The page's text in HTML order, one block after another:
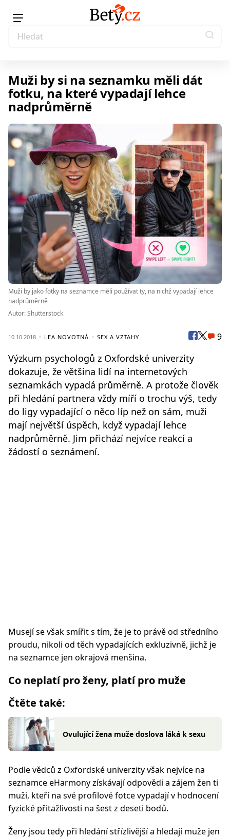
Muži by si na seznamku měli dát
fotku, na které vypadají lehce
nadprůměrně
Muži by jako fotky na seznamce měli používat ty, na nichž vypadají lehce
nadprůměrně
Autor: Shutterstock
10.10.2018 LEA NOVOTNÁ SEX A VZTAHY 9
Výzkum psychologů z Oxfordské univerzity
dokazuje, že většina lidí na internetových
seznamkách vypadá průměrně. A protože člověk
při hledání partnera vždy míří o trochu výš, tedy
do ligy vypadající o něco líp než on sám, muži
mají největší úspěch, když vypadají lehce
nadprůměrně. Jim přichází nejvíce reakcí a
žádostí o seznámení.
Musejí se však smířit s tím, že je to právě od středního
proudu, nikoli od těch vypadajících exkluzivně, jichž je
na seznamce jen okrajová menšina.
Co neplatí pro ženy, platí pro muže
Čtěte také:
Ovulující žena muže doslova láká k sexu
Podle vědců z Oxfordské univerzity však nejvíce na
seznamce eHarmony získávají odpovědi a zájem žen ti
muži, kteří na své profilové fotce vypadají v hodnocení
fyzické přitažlivosti na šest z deseti bodů.
Ženy jsou tedy při hledání střízlivější a hledají muže jen